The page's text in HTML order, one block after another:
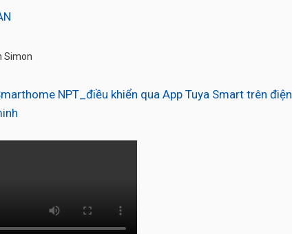
Simon
NPT_điều khiển qua App Tuya Smart trên điện